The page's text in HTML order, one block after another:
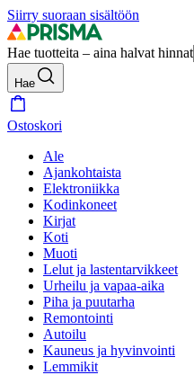
Siirry suoraan sisältöön
Hae tuotteita – aina halvat hinnat
Hae
Ostoskori
Ale
Ajankohtaista
Elektroniikka
Kodinkoneet
Kirjat
Koti
Muoti
Lelut ja lastentarvikkeet
Urheilu ja vapaa-aika
Piha ja puutarha
Remontointi
Autoilu
Kauneus ja hyvinvointi
Lemmikit